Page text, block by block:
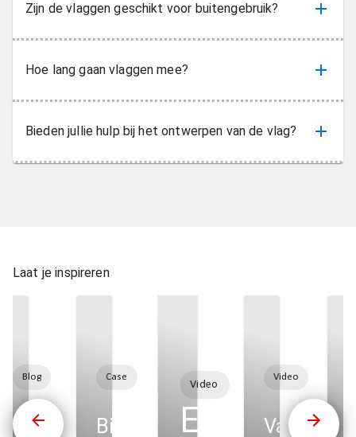
Zijn de vlaggen geschikt voor buitengebruik?
Hoe lang gaan vlaggen mee?
Bieden jullie hulp bij het ontwerpen van de vlag?
Laat je inspireren
en
Blog
13 strenge
Case
Binnenzonwering
Video
Een
Video
Van